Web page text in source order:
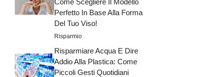
Perfetto In Base Alla Forma
Del Tuo Viso!
Risparmio
Risparmiare Acqua E Dire
Addio Alla Plastica: Come
Piccoli Gesti Quotidiani